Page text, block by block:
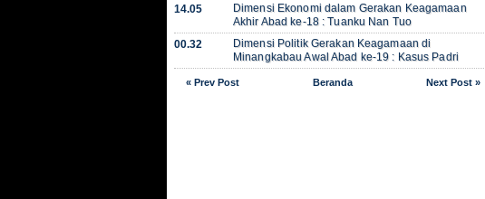
14.05
Dimensi Ekonomi dalam Gerakan Keagamaan
Akhir Abad ke-18 : Tuanku Nan Tuo
00.32
Dimensi Politik Gerakan Keagamaan di
Minangkabau Awal Abad ke-19 : Kasus Padri
« Prev Post Next Post »
Beranda